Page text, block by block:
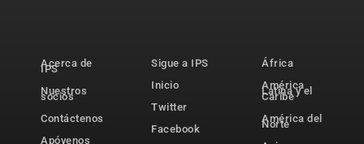
Acerca de
IPS
Nuestros
socios
Contáctenos
Apóyenos
Sigue a IPS
Inicio
Twitter
Facebook
África
América
Latina y el
Caribe
América del
Norte